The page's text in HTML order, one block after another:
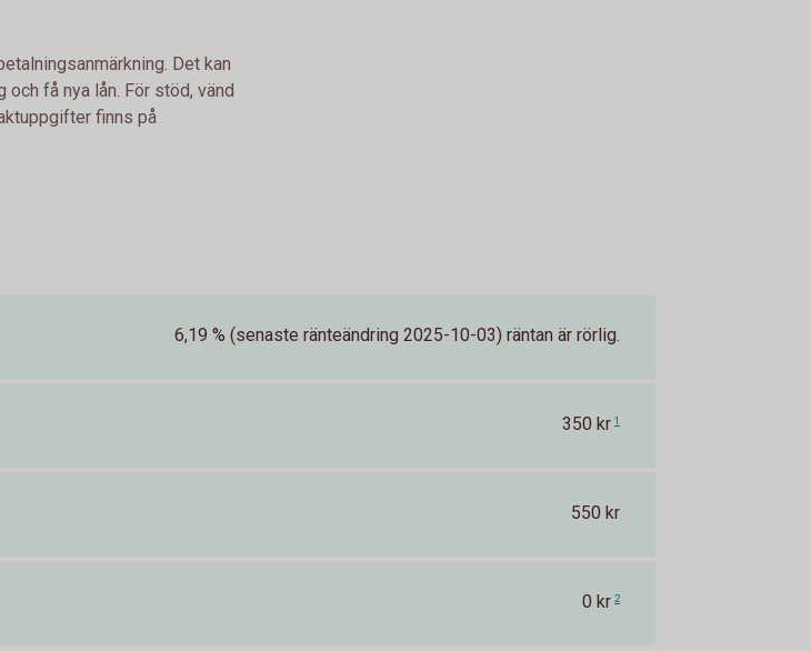
Det kan
få nya lån. För stöd, vänd
finns på
6,19 % (senaste ränteändring 2025-10-03) räntan är rörlig.
350 kr 1
550 kr
0 kr 2